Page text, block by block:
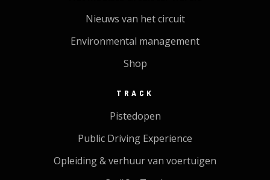
Nieuws van het circuit
Environmental management
Shop
TRACK
Pistedopen
Public Driving Experience
Opleiding & verhuur van voertuigen